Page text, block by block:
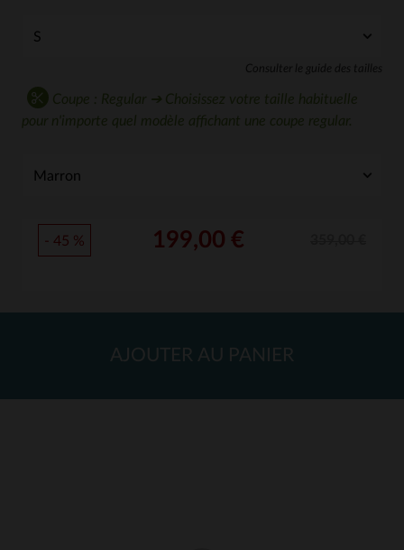
Consulter le guide des tailles
Coupe : Regular ➔ Choisissez votre taille habituelle
pour n'importe quel modèle affichant une coupe regular.
- 45 % 199,00 €
AJOUTER AU PANIER